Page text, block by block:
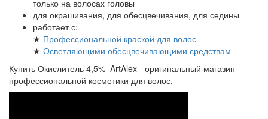
только на волосах головы
для окрашивания, для обесцвечивания, для седины
работает с:
★ Профессиональной краской для волос
★ Осветляющими обесцвечивающими средствам
Купить Окислитель 4,5% ArtAlex - оригинальный магазин
профессиональной косметики для волос.